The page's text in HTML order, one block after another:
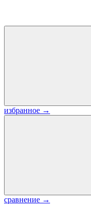
избранное →
сравнение →